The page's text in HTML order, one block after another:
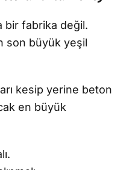
bir fabrika değil.
son büyük yeşil
kesip yerine beton
en büyük